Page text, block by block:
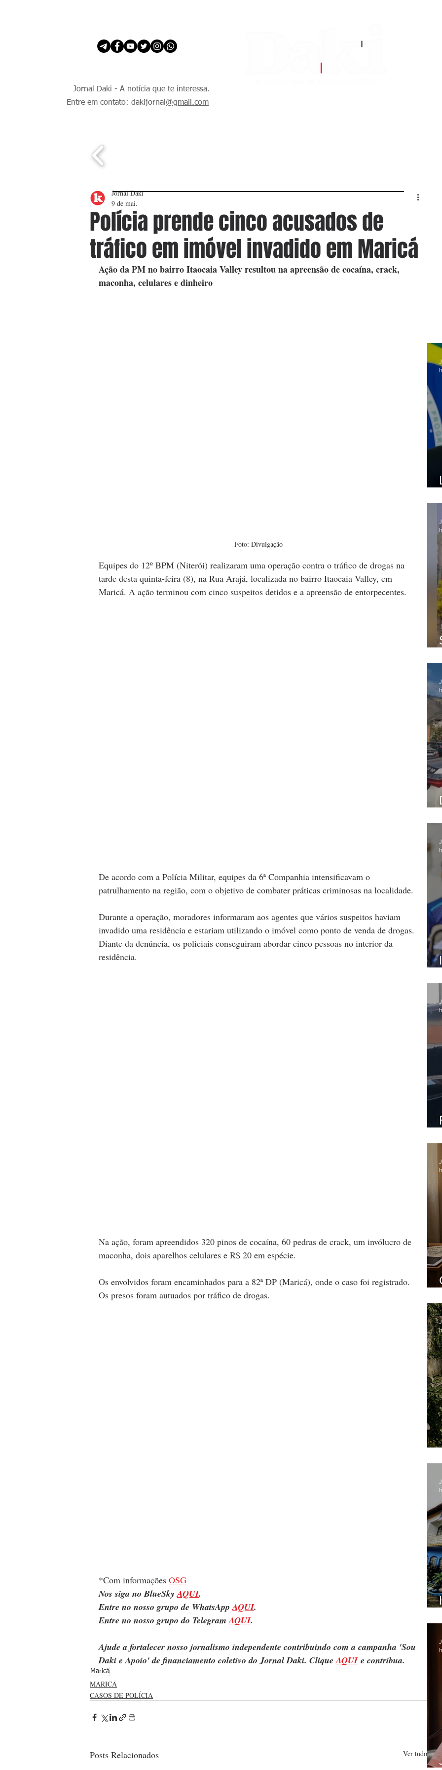
Jornal Daki - A notícia que te interessa.
Entre em contato: dakijornal @gmail.com
Polícia prende cinco acusados de
tráfico em imóvel invadido em Maricá
Jornal Daki
9 de mai.
Ação da PM no bairro Itaocaia Valley resultou na apreensão de cocaína, crack,
maconha, celulares e dinheiro
Foto: Divulgação
Equipes do 12º BPM (Niterói) realizaram uma operação contra o tráfico de drogas na
tarde desta quinta-feira (8), na Rua Arajá, localizada no bairro Itaocaia Valley, em
Maricá. A ação terminou com cinco suspeitos detidos e a apreensão de entorpecentes.
De acordo com a Polícia Militar, equipes da 6ª Companhia intensificavam o
patrulhamento na região, com o objetivo de combater práticas criminosas na localidade.
Durante a operação, moradores informaram aos agentes que vários suspeitos haviam
invadido uma residência e estariam utilizando o imóvel como ponto de venda de drogas.
Diante da denúncia, os policiais conseguiram abordar cinco pessoas no interior da
residência.
Na ação, foram apreendidos 320 pinos de cocaína, 60 pedras de crack, um invólucro de
maconha, dois aparelhos celulares e R$ 20 em espécie.
Os envolvidos foram encaminhados para a 82ª DP (Maricá), onde o caso foi registrado.
Os presos foram autuados por tráfico de drogas.
*Com informações OSG
Nos siga no BlueSky AQUI.
Entre no nosso grupo de WhatsApp AQUI.
Entre no nosso grupo do Telegram AQUI.
Ajude a fortalecer nosso jornalismo independente contribuindo com a campanha 'Sou
Daki e Apoio' de financiamento coletivo do Jornal Daki. Clique AQUI e contribua.
Maricá
MARICÁ
CASOS DE POLÍCIA
Posts Relacionados Ver tudo